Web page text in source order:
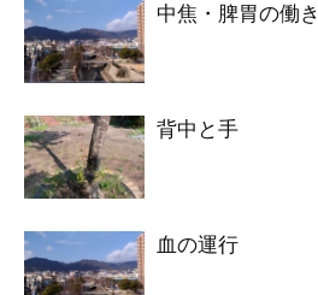
中焦・脾胃の働き
背中と手
血の運行